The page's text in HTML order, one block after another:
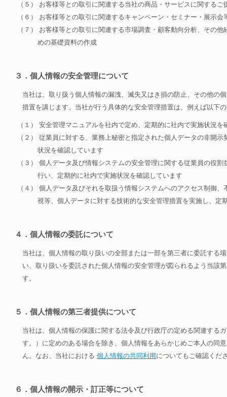
（５） お客様等との取引に関連する当社の商品・サービスに関する
（６） お客様等との取引に関連するキャンペーン・セミナー・展示
（７） お客様等との取引に関連する市場調査・顧客動向分析、その
めの基礎資料の作成
３．個人情報の安全管理について
当社は、取り扱う個人情報の漏洩、滅失又はき損の防止、その他の
措置を講じます。当社が行う具体的な安全管理措置は、例えば以下
（１） 安全管理マニュアルを社内で定め、定期的に社内で実施状況を
（２） 従業員に対する、業務上秘密と指定された個人データの非開
状況を確認しています
（３） 個人データ及び情報システムの安全管理に関する従業員の役
行い、定期的に社内で実施状況を確認しています
（４） 個人データ及びそれを取扱う情報システムへのアクセス制御
視等、個人データに対する技術的な安全管理措置を実施し、定
４．個人情報の委託について
当社は、個人情報の取り扱いの全部または一部を第三者に委託する
い、取り扱いを委託された個人情報の安全管理が図られるよう当該
す。
５．個人情報の第三者提供について
当社は、個人情報の保護に関する法令及び行政庁の定める関連する
す。）に定めのある場合を除き、個人情報をあらかじめご本人の同
ん。なお、当社における 個人情報の共同利用 についてもご確認くだ
６．個人情報の開示・訂正等について